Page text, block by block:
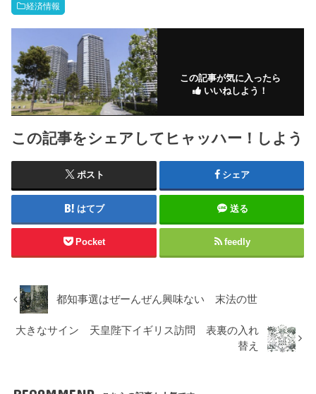
経済情報
この記事が気に入ったら
いいねしよう！
この記事をシェアしてヒャッハー！しよう
ポスト シェア
はてブ 送る
Pocket feedly
都知事選はぜーんぜん興味ない 末法の世
大きなサイン 天皇陛下イギリス訪問 表裏の入れ
替え